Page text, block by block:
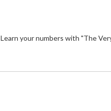
Learn your numbers with "The